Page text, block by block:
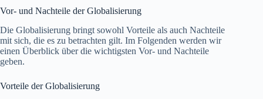
Vor- und Nachteile der Globalisierung
Die Globalisierung bringt sowohl Vorteile als auch Nachteile
mit sich, die es zu betrachten gilt. Im Folgenden werden wir
einen Überblick über die wichtigsten Vor- und Nachteile
geben.
Vorteile der Globalisierung